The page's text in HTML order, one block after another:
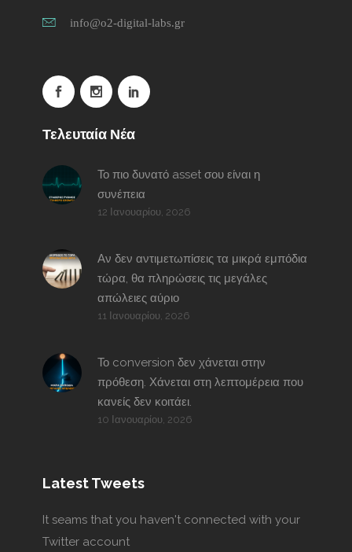
info@o2-digital-labs.gr
Τελευταία Νέα
Το πιο δυνατό asset σου είναι η
συνέπεια
12 Ιανουαρίου, 2026
Αν δεν αντιμετωπίσεις τα μικρά εμπόδια
τώρα, θα πληρώσεις τις μεγάλες
απώλειες αύριο
11 Ιανουαρίου, 2026
Το conversion δεν χάνεται στην
πρόθεση. Χάνεται στη λεπτομέρεια που
κανείς δεν κοιτάει.
10 Ιανουαρίου, 2026
Latest Tweets
It seams that you haven't connected with your
Twitter account